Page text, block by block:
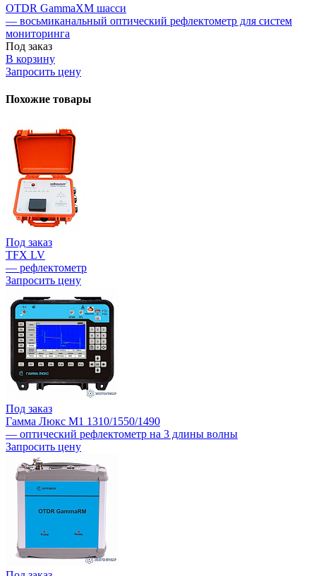
OTDR GammaXM шасси
— восьмиканальный оптический рефлектометр для систем
мониторинга
Под заказ
В корзину
Запросить цену
Похожие товары
Под заказ
TFX LV
— рефлектометр
Запросить цену
Под заказ
Гамма Люкс M1 1310/1550/1490
— оптический рефлектометр на 3 длины волны
Запросить цену